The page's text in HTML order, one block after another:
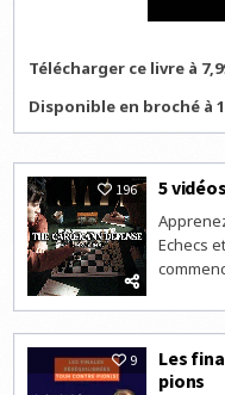
Télécharger ce livre à
Disponible en broché à
196 5
Echecs
9
Les
pions